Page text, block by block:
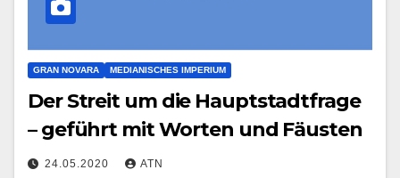
GRAN NOVARA MEDIANISCHES IMPERIUM
Der Streit um die Hauptstadtfrage
– geführt mit Worten und Fäusten
24.05.2020 ATN